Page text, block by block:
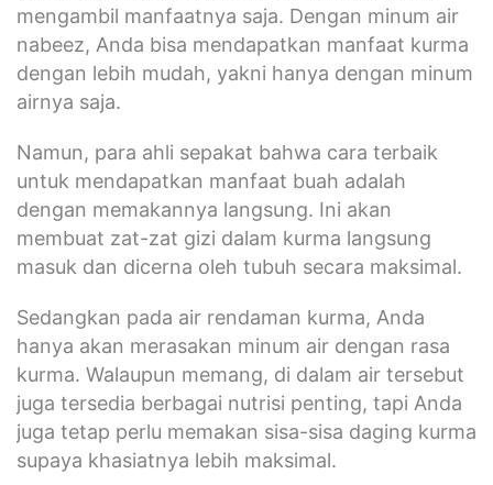
mengambil manfaatnya saja. Dengan minum air
nabeez, Anda bisa mendapatkan manfaat kurma
dengan lebih mudah, yakni hanya dengan minum
airnya saja.
Namun, para ahli sepakat bahwa cara terbaik
untuk mendapatkan manfaat buah adalah
dengan memakannya langsung. Ini akan
membuat zat-zat gizi dalam kurma langsung
masuk dan dicerna oleh tubuh secara maksimal.
Sedangkan pada air rendaman kurma, Anda
hanya akan merasakan minum air dengan rasa
kurma. Walaupun memang, di dalam air tersebut
juga tersedia berbagai nutrisi penting, tapi Anda
juga tetap perlu memakan sisa-sisa daging kurma
supaya khasiatnya lebih maksimal.